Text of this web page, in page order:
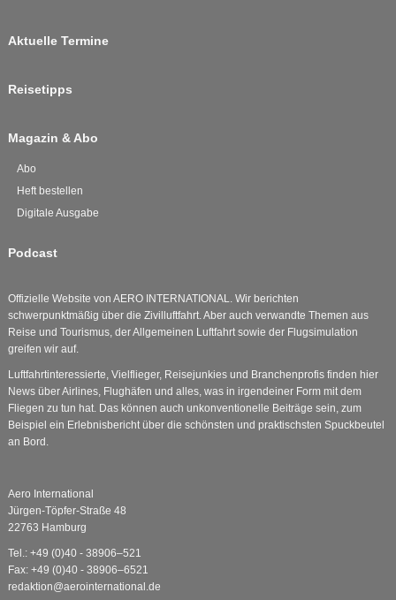
Aktuelle Termine
Reisetipps
Magazin & Abo
Abo
Heft bestellen
Digitale Ausgabe
Podcast
Offizielle Website von AERO INTERNATIONAL. Wir berichten
schwerpunktmäßig über die Zivilluftfahrt. Aber auch verwandte Themen aus
Reise und Tourismus, der Allgemeinen Luftfahrt sowie der Flugsimulation
greifen wir auf.
Luftfahrtinteressierte, Vielflieger, Reisejunkies und Branchenprofis finden hier
News über Airlines, Flughäfen und alles, was in irgendeiner Form mit dem
Fliegen zu tun hat. Das können auch unkonventionelle Beiträge sein, zum
Beispiel ein Erlebnisbericht über die schönsten und praktischsten Spuckbeutel
an Bord.
Aero International
Jürgen-Töpfer-Straße 48
22763 Hamburg
Tel.: +49 (0)40 - 38906–521
Fax: +49 (0)40 - 38906–6521
redaktion@aerointernational.de